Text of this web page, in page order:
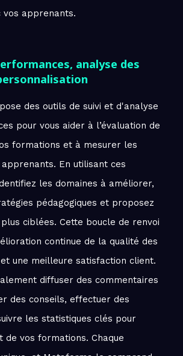
vos apprenants.
analyse des
des outils de suivi et d'analyse
pour vous aider à l’évaluation de
formations et à mesurer les
En utilisant ces
les domaines à améliorer,
pédagogiques et proposez
ciblées. Cette boucle de renvoi
continue de la qualité des
une meilleure satisfaction client.
diffuser des commentaires
des conseils, effectuer des
les statistiques clés pour
de vos formations. Chaque